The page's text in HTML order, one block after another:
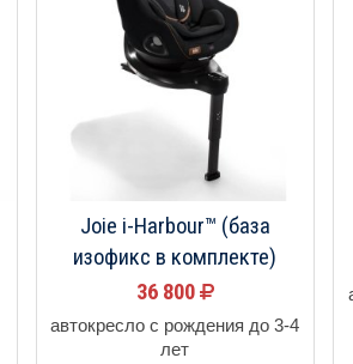
Joie i-Harbour™ (база
изофикс в комплекте)
36 800
автокресло с рождения до 3-4
лет